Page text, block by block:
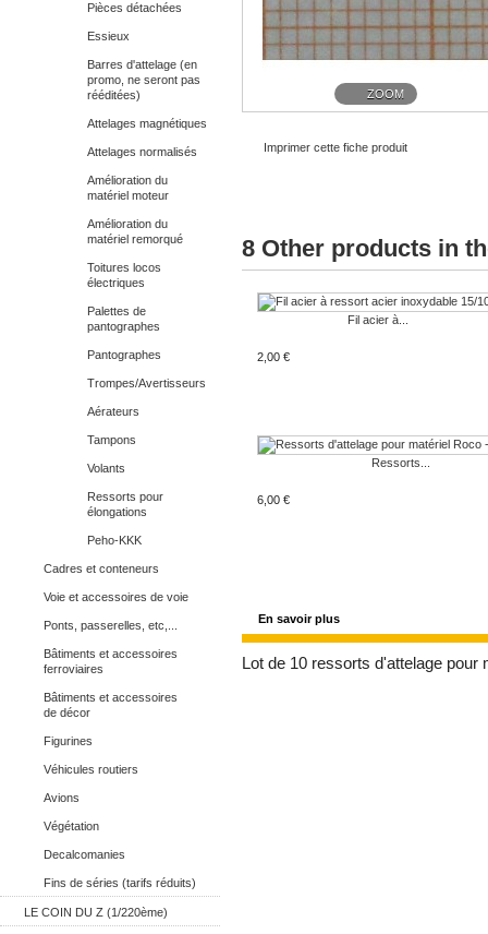
Pièces détachées
Essieux
Barres d'attelage (en
promo, ne seront pas
rééditées)
Attelages magnétiques
Attelages normalisés
Amélioration du
matériel moteur
Amélioration du
matériel remorqué
Toitures locos
électriques
Palettes de
pantographes
Pantographes
Trompes/Avertisseurs
Aérateurs
Tampons
Volants
Ressorts pour
élongations
Peho-KKK
Cadres et conteneurs
Voie et accessoires de voie
Ponts, passerelles, etc,...
Bâtiments et accessoires
ferroviaires
Bâtiments et accessoires
de décor
Figurines
Véhicules routiers
Avions
Végétation
Decalcomanies
Fins de séries (tarifs réduits)
LE COIN DU Z (1/220ème)
ZOOM
Imprimer cette fiche produit
8 Other products in
Fil acier à...
2,00 €
Ressorts...
6,00 €
En savoir plus
Lot de 10 ressorts d'attelage pour